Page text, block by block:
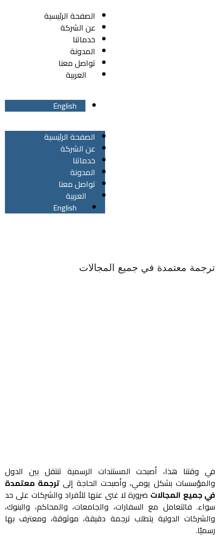
الصفحة الرئيسية
عن الشركة
خدماتنا
المدونة
تواصل معنا
العربية
English
الصفحة الرئيسية
عن الشركة
خدماتنا
المدونة
تواصل معنا
العربية
English
ترجمة معتمدة في جميع المجالات
في وقتنا هذا، أصبحت المستندات الرسمية تنتقل بين الدول
والمؤسسات بشكل يومي، وأصبحت الحاجة إلى ترجمة معتمدة
في جميع المجالات ضرورة لا غنى عنها للأفراد والشركات على حد
سواء. فالتعامل مع السفارات، والجامعات، والمحاكم، والبنوك،
والشركات الدولية يتطلب ترجمة دقيقة، موثوقة، ومعترف بها
رسميًا.